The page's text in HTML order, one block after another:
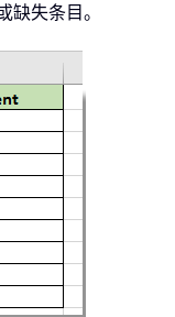
失条目。